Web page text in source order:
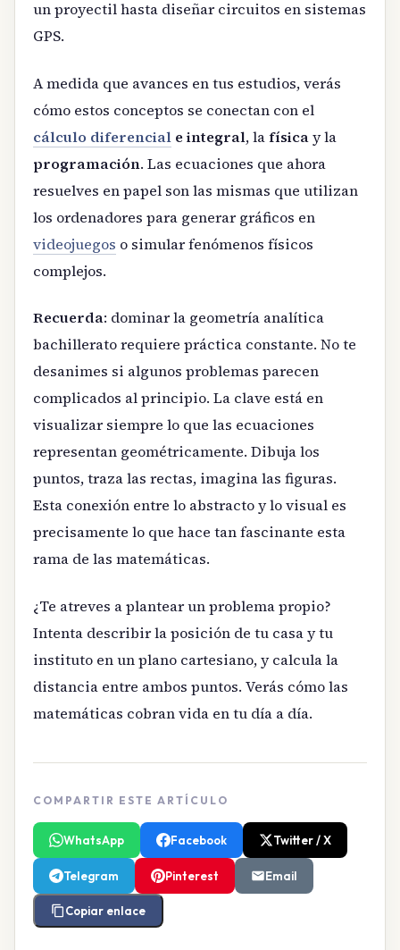
un proyectil hasta diseñar circuitos en sistemas
GPS.
A medida que avances en tus estudios, verás
cómo estos conceptos se conectan con el
cálculo diferencial e integral, lafísicay la
programación. Las ecuaciones que ahora
resuelves en papel son las mismas que utilizan
los ordenadores para generar gráficos en
videojuegos o simular fenómenos físicos
complejos.
Recuerda: dominar la geometría analítica
bachillerato requiere práctica constante. No te
desanimes si algunos problemas parecen
complicados al principio. La clave está en
visualizar siempre lo que las ecuaciones
representan geométricamente. Dibuja los
puntos, traza las rectas, imagina las figuras.
Esta conexión entre lo abstracto y lo visual es
precisamente lo que hace tan fascinante esta
rama de las matemáticas.
¿Te atreves a plantear un problema propio?
Intenta describir la posición de tu casa y tu
instituto en un plano cartesiano, y calcula la
distancia entre ambos puntos. Verás cómo las
matemáticas cobran vida en tu día a día.
COMPARTIR ESTE ARTÍCULO
WhatsApp Facebook Twitter / X
Telegram Pinterest Email
Copiar enlace